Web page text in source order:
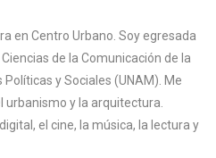
en Centro Urbano. Soy egresada
de la Comunicación de la
Políticas y Sociales (UNAM). Me
urbanismo y la arquitectura.
el cine, la música, la lectura y